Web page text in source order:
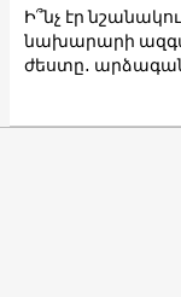
Ի՞նչ էր
նախարարի
ժեստը․